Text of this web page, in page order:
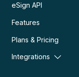
eSign API
Features
Plans & Pricing
Integrations